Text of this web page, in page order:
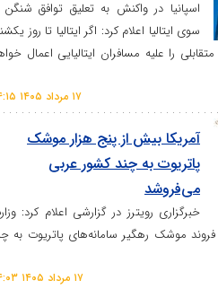
به تعلیق توافق شنگن از
کرد: اگر ایتالیا تا روز یکشنبه
ایتالیایی اعمال خواهد
از پنج هزار موشک
چند کشور عربی
در گزارشی اعلام کرد: وزارت
و ۲۵۰ فروند موشک رهگیر سامانه‌های پاتریوت به چند